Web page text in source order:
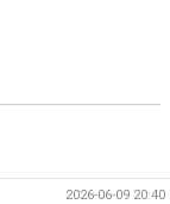
2026-06-09 20:40